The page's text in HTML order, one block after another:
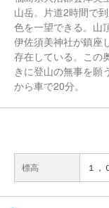
山岳。片道2時間で
色を一望できる。山
伊佐須美神社が鎮座
存在している。この
きに登山の無事を願
から車で20分。
標高 １，